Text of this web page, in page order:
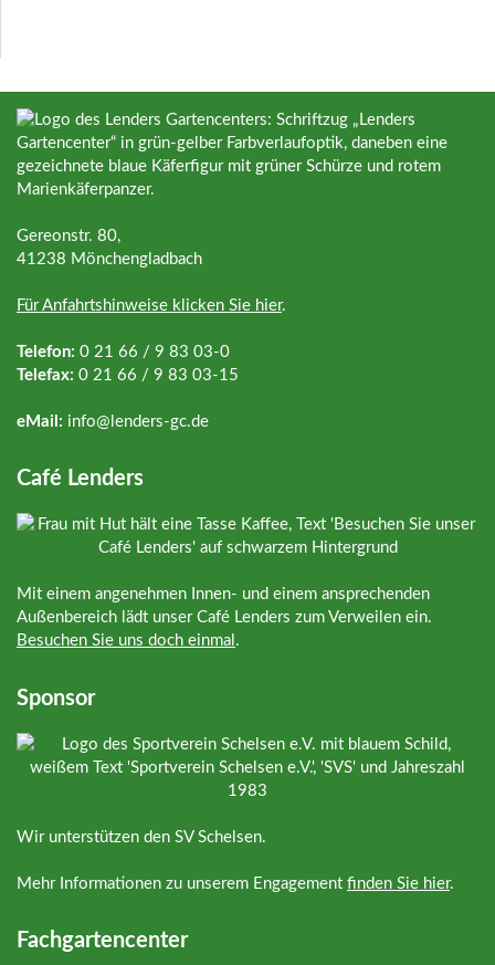
Gereonstr. 80,
41238 Mönchengladbach
Für Anfahrtshinweise klicken Sie hier.
Telefon: 0 21 66 / 9 83 03-0
Telefax: 0 21 66 / 9 83 03-15
eMail: info@ lenders-gc.de
Café Lenders
Mit einem angenehmen Innen- und einem ansprechenden
Außenbereich lädt unser Café Lenders zum Verweilen ein.
Besuchen Sie uns doch einmal .
Sponsor
Wir unterstützen den SV Schelsen.
Mehr Informationen zu unserem Engagement finden Sie hier.
Fachgartencenter